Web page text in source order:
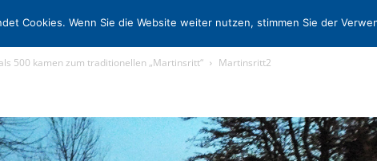
MEDIADATEN KONTAKT MORE
500 kamen zum traditionellen „Martinsritt“ Martinsritt2
Cookies. Wenn Sie die Website weiter nutzen, stimmen Sie der